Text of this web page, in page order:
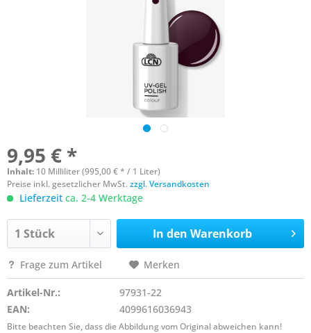
9,95 € *
Inhalt: 10 Milliliter (995,00 € * / 1 Liter)
Preise inkl. gesetzlicher MwSt.zzgl. Versandkosten
Lieferzeit ca. 2-4 Werktage
In den Warenkorb
Frage zum Artikel Merken
Artikel-Nr.:
97931-22
EAN:
4099616036943
Bitte beachten Sie, dass die Abbildung vom Original abweichen kann!